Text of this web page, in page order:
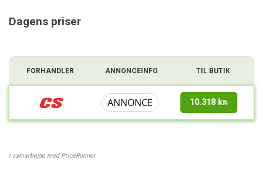
Dagens priser
FORHANDLER ANNONCEINFO TIL BUTIK
ANNONCE 10.318 kr.
I samarbejde med PriceRunner